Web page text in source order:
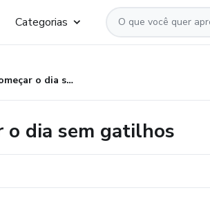
Categorias
Como começar o dia sem gatilhos
o dia sem gatilhos